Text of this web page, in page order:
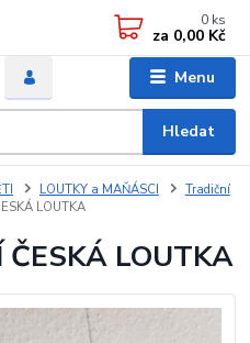
Menu
Hledat
0 ks
za 0,00 Kč
LOUTKY a MAŇÁSCI
Tradiční
LOUTKA
LOUTKA